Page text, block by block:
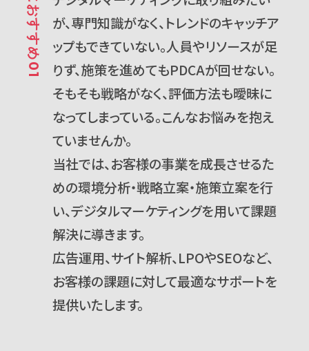
が、専門知識がなく、トレンドのキャッチア
ップもできていない。人員やリソースが足
りず、施策を進めてもPDCAが回せない。
そもそも戦略がなく、評価方法も曖昧に
なってしまっている。こんなお悩みを抱え
ていませんか。
当社では、お客様の事業を成長させるた
めの環境分析・戦略立案・施策立案を行
い、デジタルマーケティングを用いて課題
解決に導きます。
広告運用、サイト解析、LPOやSEOなど、
お客様の課題に対して最適なサポートを
提供いたします。